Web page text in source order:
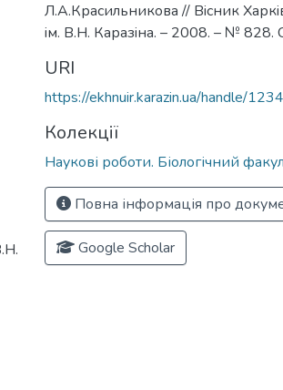
Л.А.Красильникова // Вiсник
iм. В.Н. Каразiна. – 2008. – № 828.
URI
https://ekhnuir.karazin.ua/handle/
Колекції
Наукові роботи. Біологічний
Повна інформація про
Google Scholar